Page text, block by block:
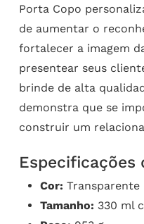
Porta Copo
de aumentar o
fortalecer a imagem
presentear seus
brinde de alta
demonstra que se
construir um
Especificações
Cor: Transparente
Tamanho: 330 ml